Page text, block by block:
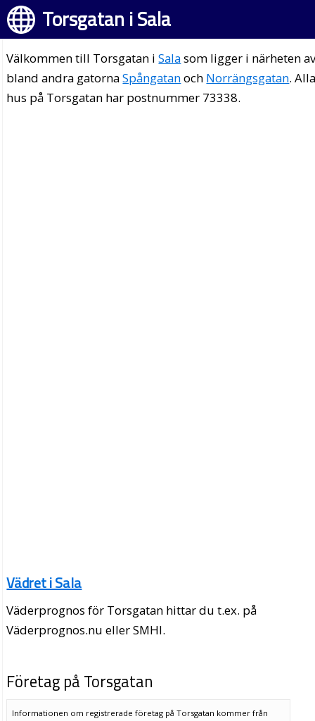
Torsgatan i Sala
Välkommen till Torsgatan iSalasom ligger i närheten
bland andra gatornaSpångatanoch Norrängsgatan.
hus på Torsgatan har postnummer 73338.
Vädret i Sala
Väderprognos för Torsgatan hittar du t.ex. på
Väderprognos.nu eller SMHI.
Företag på Torsgatan
Informationen om registrerade företag på Torsgatan kommer från